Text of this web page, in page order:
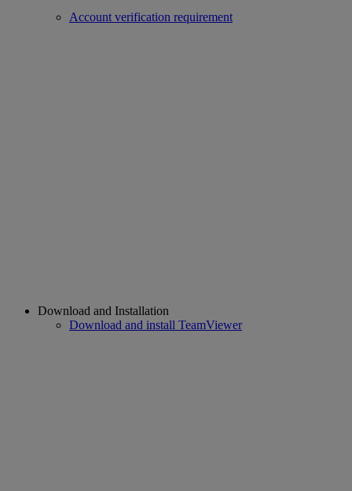
Account verification requirement
Download and Installation
Download and install TeamViewer